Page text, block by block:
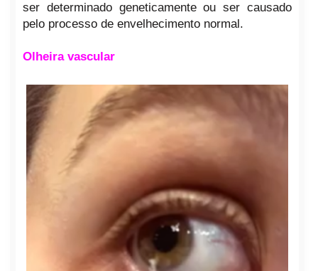
ser determinado geneticamente ou ser causado
pelo processo de envelhecimento normal.
Olheira vascular